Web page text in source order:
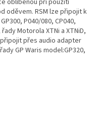
oblíbenou při použití
oděvem. RSM lze připojit k
P040/080, CP040,
řady Motorola XTNi a XTNiD,
připojit přes audio adapter
GP Waris model:GP320,